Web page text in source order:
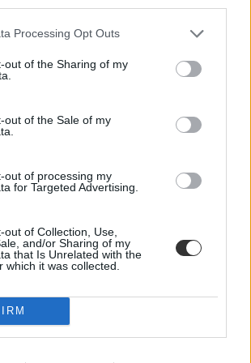
Processing Opt Outs
out of the Sharing of my
out of the Sale of my
out of processing my
for Targeted Advertising.
out of Collection, Use,
and/or Sharing of my
that Is Unrelated with the
which it was collected.
a CEU rektora az egyetemi közösség előtt.
tárgyalja az Európai Bíróság a lex
az Európai Bizottság a lex CEU-t, azt
uniós jogba ütközik-e.